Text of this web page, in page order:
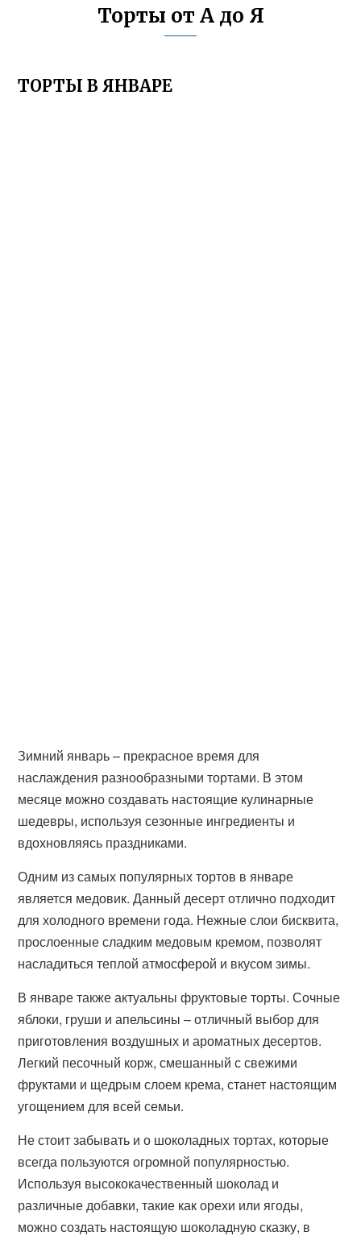
Торты от А до Я
ТОРТЫ В ЯНВАРЕ
Зимний январь – прекрасное время для
наслаждения разнообразными тортами. В этом
месяце можно создавать настоящие кулинарные
шедевры, используя сезонные ингредиенты и
вдохновляясь праздниками.
Одним из самых популярных тортов в январе
является медовик. Данный десерт отлично подходит
для холодного времени года. Нежные слои бисквита,
прослоенные сладким медовым кремом, позволят
насладиться теплой атмосферой и вкусом зимы.
В январе также актуальны фруктовые торты. Сочные
яблоки, груши и апельсины – отличный выбор для
приготовления воздушных и ароматных десертов.
Легкий песочный корж, смешанный с свежими
фруктами и щедрым слоем крема, станет настоящим
угощением для всей семьи.
Не стоит забывать и о шоколадных тортах, которые
всегда пользуются огромной популярностью.
Используя высококачественный шоколад и
различные добавки, такие как орехи или ягоды,
можно создать настоящую шоколадную сказку, в